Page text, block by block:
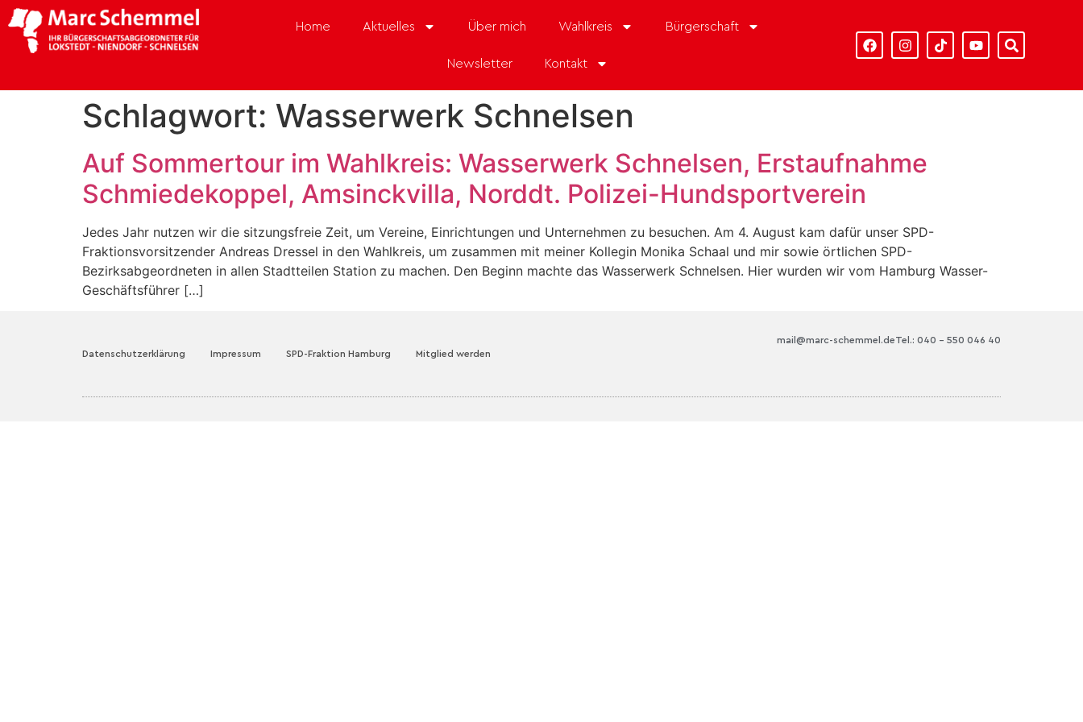
Home Aktuelles Über mich Wahlkreis Bürgerschaft
Newsletter Kontakt
Schlagwort: Wasserwerk Schnelsen
Auf Sommertour im Wahlkreis: Wasserwerk Schnelsen, Erstaufnahme
Schmiedekoppel, Amsinckvilla, Norddt. Polizei-Hundsportverein
Jedes Jahr nutzen wir die sitzungsfreie Zeit, um Vereine, Einrichtungen und Unternehmen zu besuchen. Am 4. August kam dafür unser SPD-
Fraktionsvorsitzender Andreas Dressel in den Wahlkreis, um zusammen mit meiner Kollegin Monika Schaal und mir sowie örtlichen SPD-
Bezirksabgeordneten in allen Stadtteilen Station zu machen. Den Beginn machte das Wasserwerk Schnelsen. Hier wurden wir vom Hamburg Wasser-
Geschäftsführer […]
Datenschutzerklärung Impressum SPD-Fraktion Hamburg Mitglied werden
Tel.: 040 – 550 046 40
mail@marc-schemmel.de